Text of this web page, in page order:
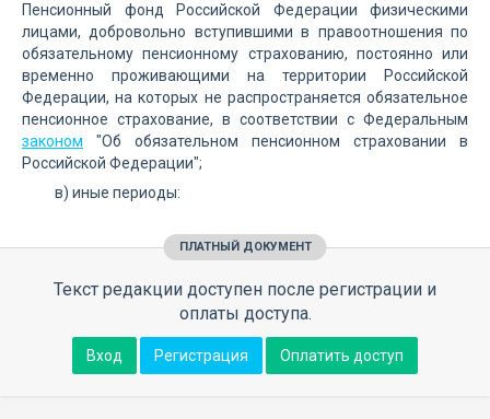
Пенсионный фонд Российской Федерации физическими
лицами, добровольно вступившими в правоотношения по
обязательному пенсионному страхованию, постоянно или
временно проживающими на территории Российской
Федерации, на которых не распространяется обязательное
пенсионное страхование, в соответствии с Федеральным
законом "Об обязательном пенсионном страховании в
Российской Федерации";
в) иные периоды:
ПЛАТНЫЙ ДОКУМЕНТ
Текст редакции доступен после регистрации и
оплаты доступа.
Вход Регистрация Оплатить доступ